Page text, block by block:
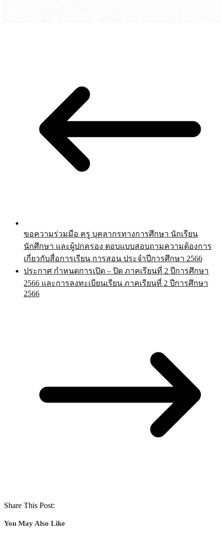
ขอความร่วมมือ ครู บุคลากรทางการศึกษา นักเรียน
นักศึกษา และผู้ปกครอง ตอบแบบสอบถามความต้องการ
เกี่ยวกับสื่อการเรียน การสอน ประจำปีการศึกษา 2566
ประกาศ กำหนดการเปิด – ปิด ภาคเรียนที่ 2 ปีการศึกษา
2566 และการลงทะเบียนเรียน ภาคเรียนที่ 2 ปีการศึกษา
2566
Share This Post:
You May Also Like